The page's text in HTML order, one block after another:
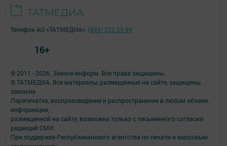
© 2011 - 2026. Заинск-информ. Все права защищены.
© ТАТМЕДИА. Все материалы, размещенные на сайте, защищены
законом.
Перепечатка, воспроизведение и распространение в любом объеме
информации,
размещенной на сайте, возможна только с письменного согласия
редакций СМИ.
При поддержке Республиканского агентства по печати и массовым
Телефон АО «ТАТМЕДИА»: (843) 222 09 84
16+